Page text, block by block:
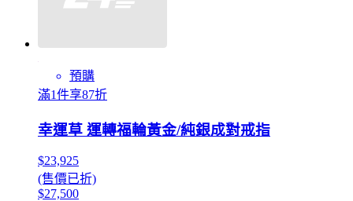
預購
滿1件享87折
幸運草 運轉福輪黃金/純銀成對戒指
$23,925
(售價已折)
$27,500